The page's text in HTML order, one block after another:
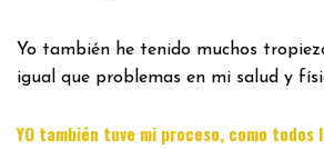
Yo también he tenido muchos
igual que problemas en mi salud y
YO también tuve mi proceso, como todos